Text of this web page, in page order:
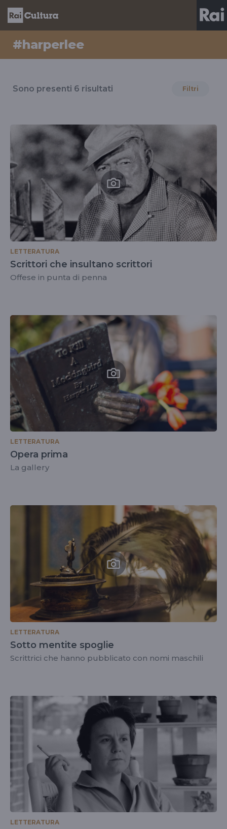
#harperlee
il
#harperlee
Sono presenti 6 risultati Filtri
LETTERATURA
Scrittori che insultano scrittori
Offese in punta di penna
LETTERATURA
Opera prima
La gallery
LETTERATURA
Sotto mentite spoglie
Scrittrici che hanno pubblicato con nomi maschili
LETTERATURA